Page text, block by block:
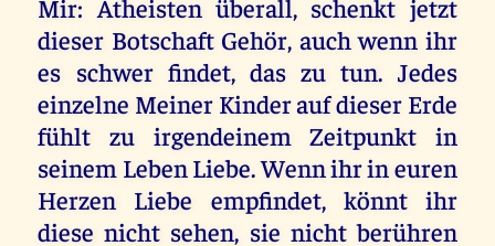
Mir: Atheisten überall, schenkt jetzt
dieser Botschaft Gehör, auch wenn ihr
es schwer findet, das zu tun. Jedes
einzelne Meiner Kinder auf dieser Erde
fühlt zu irgendeinem Zeitpunkt in
seinem Leben Liebe. Wenn ihr in euren
Herzen Liebe empfindet, könnt ihr
diese nicht sehen, sie nicht berühren